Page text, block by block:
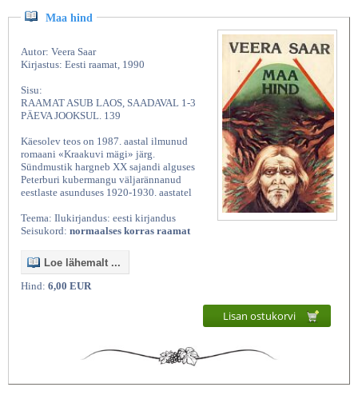
Maa hind
Autor: Veera Saar
Kirjastus: Eesti raamat, 1990
Sisu:
RAAMAT ASUB LAOS, SAADAVAL 1-3
PÄEVA JOOKSUL. 139
Käesolev teos on 1987. aastal ilmunud
romaani «Kraakuvi mägi» järg.
Sündmustik hargneb XX sajandi alguses
Peterburi kubermangu väljarännanud
eestlaste asunduses 1920-1930. aastatel
Teema: Ilukirjandus: eesti kirjandus
Seisukord: normaalses korras raamat
Loe lähemalt ...
Hind: 6,00 EUR
Lisan ostukorvi